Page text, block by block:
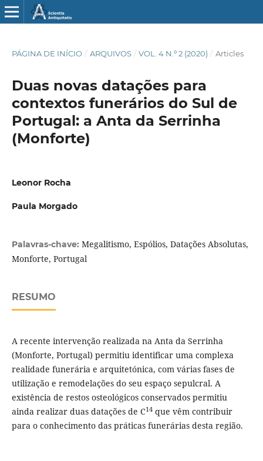
PÁGINA DE INÍCIO / ARQUIVOS / VOL. 4 N.º 2 (2020) / Articles
Duas novas datações para
contextos funerários do Sul de
Portugal: a Anta da Serrinha
(Monforte)
Leonor Rocha
Paula Morgado
Palavras-chave: Megalitismo, Espólios, Datações Absolutas,
Monforte, Portugal
RESUMO
A recente intervenção realizada na Anta da Serrinha
(Monforte, Portugal) permitiu identificar uma complexa
realidade funerária e arquitetónica, com várias fases de
utilização e remodelações do seu espaço sepulcral. A
existência de restos osteológicos conservados permitiu
ainda realizar duas datações de C14que vêm contribuir
para o conhecimento das práticas funerárias desta região.